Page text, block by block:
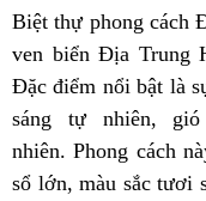
Biệt thự phong cách
ven biển Địa Trung
Đặc điểm nổi bật là
sáng tự nhiên,
nhiên.Phong cách
sổ lớn, màu sắc tươi